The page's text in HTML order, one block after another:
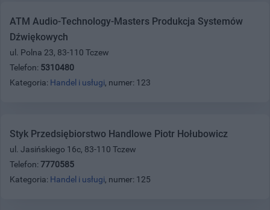
ATM Audio-Technology-Masters Produkcja Systemów
Dźwiękowych
ul. Polna 23, 83-110 Tczew
Telefon: 5310480
Kategoria: Handel i usługi, numer: 123
Styk Przedsiębiorstwo Handlowe Piotr Hołubowicz
ul. Jasińskiego 16c, 83-110 Tczew
Telefon: 7770585
Kategoria: Handel i usługi, numer: 125